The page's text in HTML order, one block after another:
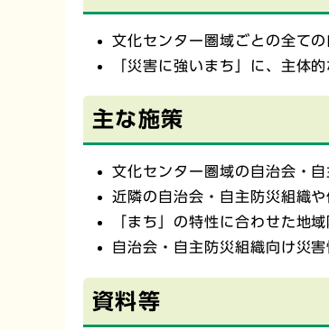
文化センター圏域ごとの全て
「災害に強いまち」に、主体
主な施策
文化センター圏域の自治会・
近隣の自治会・自主防災組織
「まち」の特性に合わせた地
自治会・自主防災組織向け災
資料等